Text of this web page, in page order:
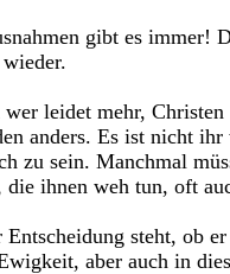
gibt es immer!
leidet mehr,
anders. Es ist nicht
zu sein. Manchmal
ihnen weh tun, oft
steht, ob
aber auch in